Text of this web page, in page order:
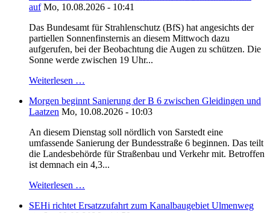
auf Mo, 10.08.2026 - 10:41
Das Bundesamt für Strahlenschutz (BfS) hat angesichts der
partiellen Sonnenfinsternis an diesem Mittwoch dazu
aufgerufen, bei der Beobachtung die Augen zu schützen. Die
Sonne werde zwischen 19 Uhr...
Weiterlesen …
Morgen beginnt Sanierung der B 6 zwischen Gleidingen und
Laatzen Mo, 10.08.2026 - 10:03
An diesem Dienstag soll nördlich von Sarstedt eine
umfassende Sanierung der Bundesstraße 6 beginnen. Das teilt
die Landesbehörde für Straßenbau und Verkehr mit. Betroffen
ist demnach ein 4,3...
Weiterlesen …
SEHi richtet Ersatzzufahrt zum Kanalbaugebiet Ulmenweg